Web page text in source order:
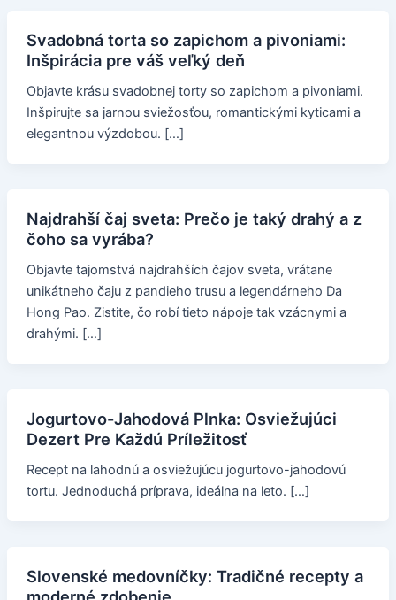
Svadobná torta so zapichom a pivoniami:
Inšpirácia pre váš veľký deň
Objavte krásu svadobnej torty so zapichom a pivoniami.
Inšpirujte sa jarnou sviežosťou, romantickými kyticami a
elegantnou výzdobou. […]
Najdrahší čaj sveta: Prečo je taký drahý a z
čoho sa vyrába?
Objavte tajomstvá najdrahších čajov sveta, vrátane
unikátneho čaju z pandieho trusu a legendárneho Da
Hong Pao. Zistite, čo robí tieto nápoje tak vzácnymi a
drahými. […]
Jogurtovo-Jahodová Plnka: Osviežujúci
Dezert Pre Každú Príležitosť
Recept na lahodnú a osviežujúcu jogurtovo-jahodovú
tortu. Jednoduchá príprava, ideálna na leto. […]
Slovenské medovníčky: Tradičné recepty a